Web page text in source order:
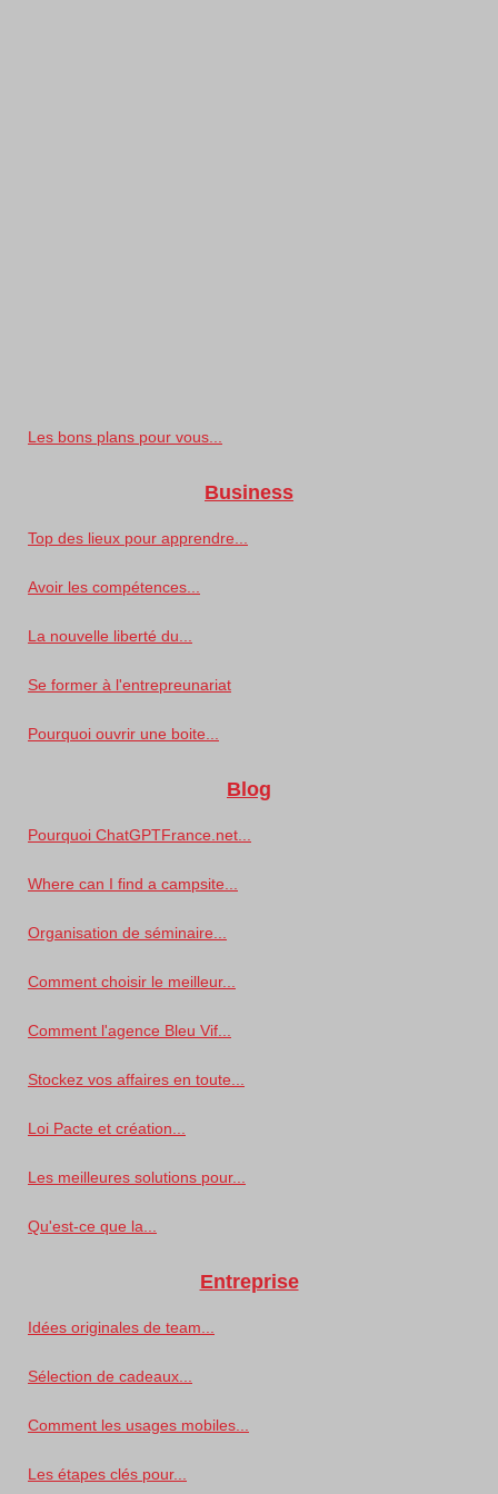
Les bons plans pour vous...
Business
Top des lieux pour apprendre...
Avoir les compétences...
La nouvelle liberté du...
Se former à l'entrepreunariat
Pourquoi ouvrir une boite...
Blog
Pourquoi ChatGPTFrance.net...
Where can I find a campsite...
Organisation de séminaire...
Comment choisir le meilleur...
Comment l'agence Bleu Vif...
Stockez vos affaires en toute...
Loi Pacte et création...
Les meilleures solutions pour...
Qu'est-ce que la...
Entreprise
Idées originales de team...
Sélection de cadeaux...
Comment les usages mobiles...
Les étapes clés pour...